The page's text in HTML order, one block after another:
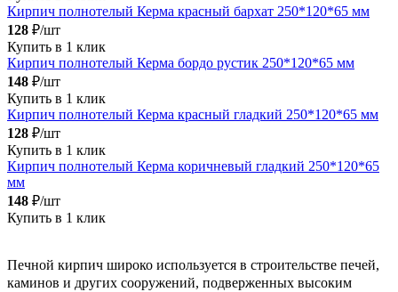
Кирпич полнотелый Керма красный бархат 250*120*65 мм
128 ₽/шт
Купить в 1 клик
Кирпич полнотелый Керма бордо рустик 250*120*65 мм
148 ₽/шт
Купить в 1 клик
Кирпич полнотелый Керма красный гладкий 250*120*65 мм
128 ₽/шт
Купить в 1 клик
Кирпич полнотелый Керма коричневый гладкий 250*120*65
мм
148 ₽/шт
Купить в 1 клик
Печной кирпич широко используется в строительстве печей,
каминов и других сооружений, подверженных высоким